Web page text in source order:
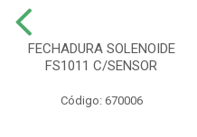
FECHADURA SOLENOIDE
FS1011 C/SENSOR
Código: 670006